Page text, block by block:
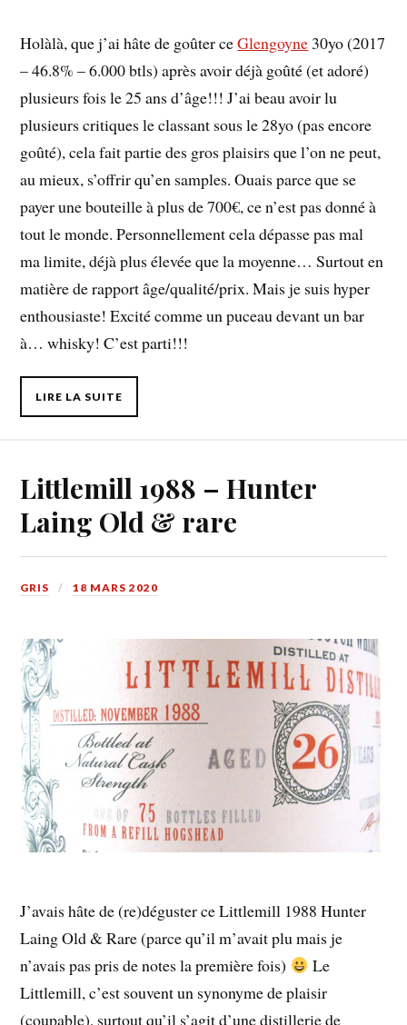
Holàlà, que j’ai hâte de goûter ceGlengoyne 30yo (2017
– 46.8% – 6.000 btls) après avoir déjà goûté (et adoré)
plusieurs fois le 25 ans d’âge!!! J’ai beau avoir lu
plusieurs critiques le classant sous le 28yo (pas encore
goûté), cela fait partie des gros plaisirs que l’on ne peut,
au mieux, s’offrir qu’en samples. Ouais parce que se
payer une bouteille à plus de 700€, ce n’est pas donné à
tout le monde. Personnellement cela dépasse pas mal
ma limite, déjà plus élevée que la moyenne… Surtout en
matière de rapport âge/qualité/prix. Mais je suis hyper
enthousiaste! Excité comme un puceau devant un bar
à… whisky! C’est parti!!!
LIRE LA SUITE
Littlemill 1988 – Hunter
Laing Old & rare
GRIS 18 MARS 2020
J’avais hâte de (re)déguster ce Littlemill 1988 Hunter
Laing Old & Rare (parce qu’il m’avait plu mais je
n’avais pas pris de notes la première fois)
Le
Littlemill, c’est souvent un synonyme de plaisir
(coupable), surtout qu’il s’agit d’une distillerie de